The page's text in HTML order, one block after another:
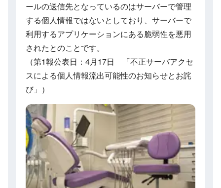
ールの送信先となっているのはサーバーで管理
する個人情報ではないとしており、サーバーで
利用するアプリケーションにある脆弱性を悪用
されたとのことです。
（第1報公表日：4月17日 「不正サーバアクセ
スによる個人情報流出可能性のお知らせとお詫
び」）